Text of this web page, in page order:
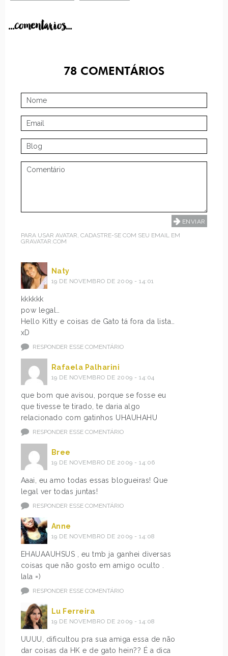
...comentarios...
78 COMENTÁRIOS
PARA USAR AVATAR, CADASTRE-SE COM SEU EMAIL EM
GRAVATAR.COM
Naty
19 DE NOVEMBRO DE 2009 - 14:01
kkkkkk
pow legal…
Hello Kitty e coisas de Gato tá fora da lista…
xD
RESPONDER ESSE COMENTÁRIO
Rafaela Palharini
19 DE NOVEMBRO DE 2009 - 14:04
que bom que avisou, porque se fosse eu
que tivesse te tirado, te daria algo
relacionado com gatinhos UHAUHAHU
RESPONDER ESSE COMENTÁRIO
Bree
19 DE NOVEMBRO DE 2009 - 14:06
Aaai, eu amo todas essas blogueiras! Que
legal ver todas juntas!
RESPONDER ESSE COMENTÁRIO
Anne
19 DE NOVEMBRO DE 2009 - 14:08
EHAUAAUHSUS , eu tmb ja ganhei diversas
coisas que não gosto em amigo oculto .
lala =)
RESPONDER ESSE COMENTÁRIO
Lu Ferreira
19 DE NOVEMBRO DE 2009 - 14:08
UUUU, dificultou pra sua amiga essa de não
dar coisas da HK e de gato hein?? É a dica